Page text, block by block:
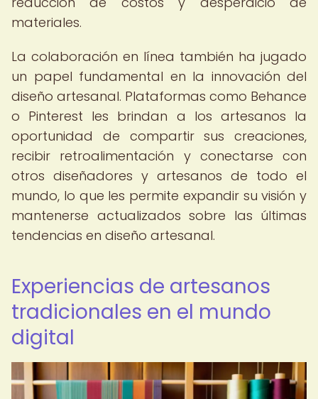
materiales.
La colaboración en línea también ha jugado
un papel fundamental en la innovación del
diseño artesanal. Plataformas como Behance
o Pinterest les brindan a los artesanos la
oportunidad de compartir sus creaciones,
recibir retroalimentación y conectarse con
otros diseñadores y artesanos de todo el
mundo, lo que les permite expandir su visión y
mantenerse actualizados sobre las últimas
tendencias en diseño artesanal.
Experiencias de artesanos
tradicionales en el mundo
digital